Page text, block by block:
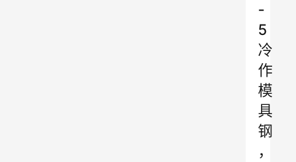
-
5
冷
作
模
具
钢
，